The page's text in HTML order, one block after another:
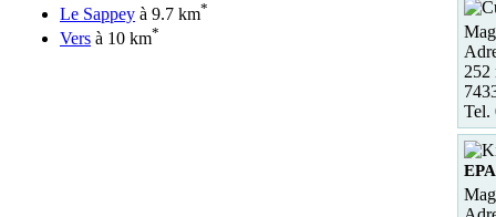
Le Sappey à 9.7 km*
Vers à 10 km*
252
Tel.